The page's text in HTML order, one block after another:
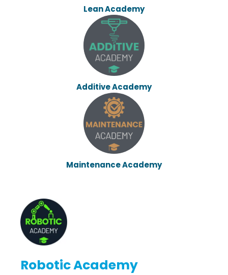
Lean Academy
Additive Academy
Maintenance Academy
Robotic Academy